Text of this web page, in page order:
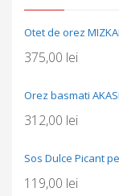
Otet de orez
375,00 lei
Orez basmati
312,00 lei
Sos Dulce Picant
119,00 lei